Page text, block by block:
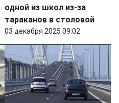
одной из школ из-за
тараканов в столовой
03 декабря 2025 09:02